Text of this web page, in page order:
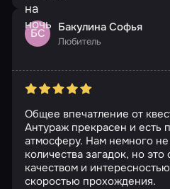
БС Бакулина Софья
Любитель
Общее впечатление от
Антураж прекрасен и есть
атмосферу. Нам немного
количества загадок, но
качеством и
скоростью прохождения.